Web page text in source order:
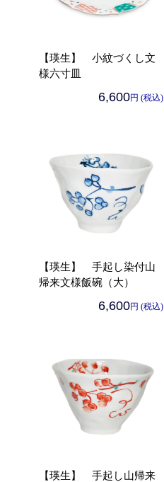
【瑛生】 小紋づくし文
様六寸皿
6,600円 (税込)
【瑛生】 手起し染付山
帰来文様飯碗（大）
6,600円 (税込)
【瑛生】 手起し山帰来